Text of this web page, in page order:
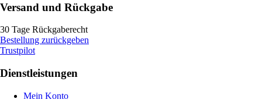
Versand und Rückgabe
30 Tage Rückgaberecht
Bestellung zurückgeben
Trustpilot
Dienstleistungen
Mein Konto